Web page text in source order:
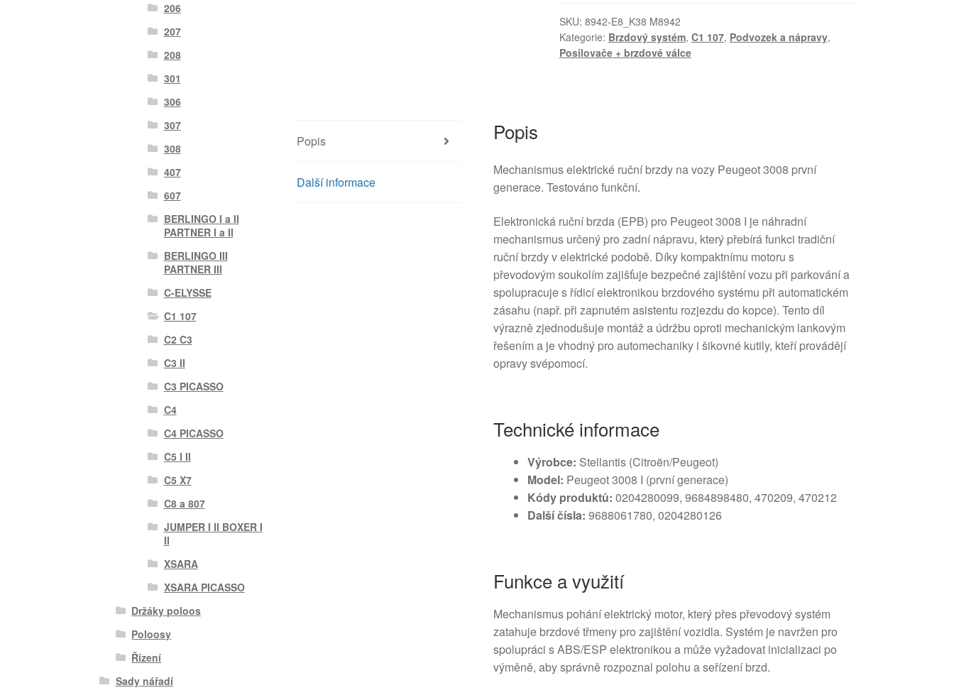
3008
I
0204280099
SKU: 8942-E8_K38 M8942
Kategorie: Brzdový systém, C1 107, Podvozek a nápravy,
Posilovače + brzdové válce
Popis
Další informace
Popis
Mechanismus elektrické ruční brzdy na vozy Peugeot 3008 první
generace. Testováno funkční.
Elektronická ruční brzda (EPB) pro Peugeot 3008 I je náhradní
mechanismus určený pro zadní nápravu, který přebírá funkci tradiční
ruční brzdy v elektrické podobě. Díky kompaktnímu motoru s
převodovým soukolím zajišťuje bezpečné zajištění vozu při parkování a
spolupracuje s řídicí elektronikou brzdového systému při automatickém
zásahu (např. při zapnutém asistentu rozjezdu do kopce). Tento díl
výrazně zjednodušuje montáž a údržbu oproti mechanickým lanko­vým
řešením a je vhodný pro automechaniky i šikovné kutily, kteří provádějí
opravy svépomocí.
Technické informace
Výrobce: Stellantis (Citroën/Peugeot)
Model: Peugeot 3008 I (první generace)
Kódy produktů: 0204280099, 9684898480, 470209, 470212
Další čísla: 9688061780, 0204280126
Funkce a využití
Mechanismus pohání elektrický motor, který přes převodový systém
zatahuje brzdové třmeny pro zajištění vozidla. Systém je navržen pro
spolupráci s ABS/ESP elektronikou a může vyžadovat inicializaci po
výměně, aby správně rozpoznal polohu a seřízení brzd.
206
207
208
301
306
307
308
407
607
BERLINGO I a II
PARTNER I a II
BERLINGO III
PARTNER III
C-ELYSSE
C1 107
C2 C3
C3 II
C3 PICASSO
C4
C4 PICASSO
C5 I II
C5 X7
C8 a 807
JUMPER I II BOXER I
II
XSARA
XSARA PICASSO
Držáky poloos
Poloosy
Řízení
Sady nářadí